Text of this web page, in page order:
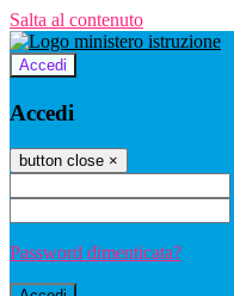
Salta al contenuto
Accedi
Accedi
button close ×
Password dimenticata?